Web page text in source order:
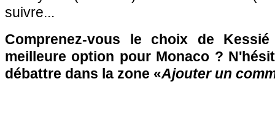
suivre...
Comprenez-vous le choix de
meilleure option pour Monaco ?
débattre dans la zone «Ajouter un